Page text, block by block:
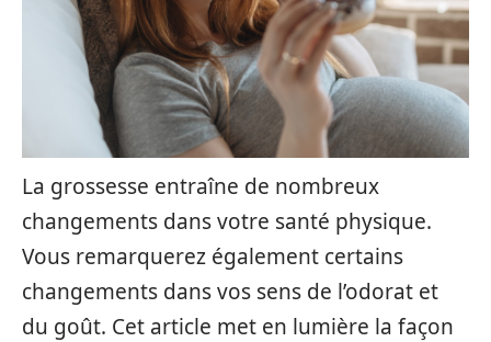
La grossesse entraîne de nombreux
changements dans votre santé physique.
Vous remarquerez également certains
changements dans vos sens de l’odorat et
du goût. Cet article met en lumière la façon